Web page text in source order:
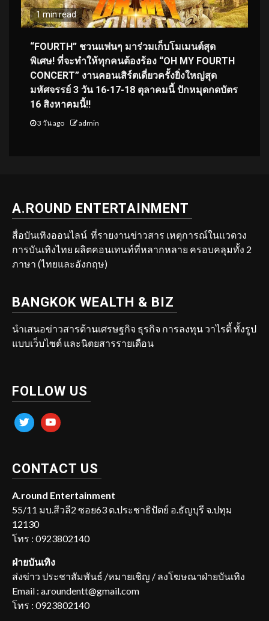
1 min read
“FOURTH” ชวนแฟนๆ มาร่วมเก็บโมเมนต์สุด
พิเศษ! ที่จะทำให้ทุกคนต้องร้อง “OH MY FOURTH
CONCERT” งานคอนเสิร์ตเดี่ยวครั้งยิ่งใหญ่สุด
มหัศจรรย์ 3 วัน 16-17-18 ตุลาคมนี้ ปักหมุดกดบัตร
16 สิงหาคมนี้!!
3 วัน ago admin
A.ROUND ENTERTAINMENT
สื่อบันเทิงออนไลน์ ที่รายงานข่าวสาร เหตุการณ์ในแวดวง
การบันเทิงไทย ผลิตคอนเทนท์ที่หลากหลาย ครอบคลุมทั้ง 2
ภาษา (ไทยและอังกฤษ)
BANGKOK WEALTH & BIZ
นำเสนอข่าวสารด้านเศรษฐกิจ ธุรกิจ การลงทุน วาไรตี้ ทั้งรูป
แบบเว็บไซต์ และนิตยสารรายเดือน
FOLLOW US
twitter youtube
CONTACT US
A.round Entertainment
55/11 มบ.สีวลี2 ซอย63 ต.ประชาธิปัตย์ อ.ธัญบุรี จ.ปทุม
12130
โทร : 0923802140
ฝ่ายบันเทิง
ส่งข่าว ประชาสัมพันธ์ /หมายเชิญ / ลงโฆษณาฝ่ายบันเทิง
Email : a.roundentt@gmail.com
โทร : 0923802140